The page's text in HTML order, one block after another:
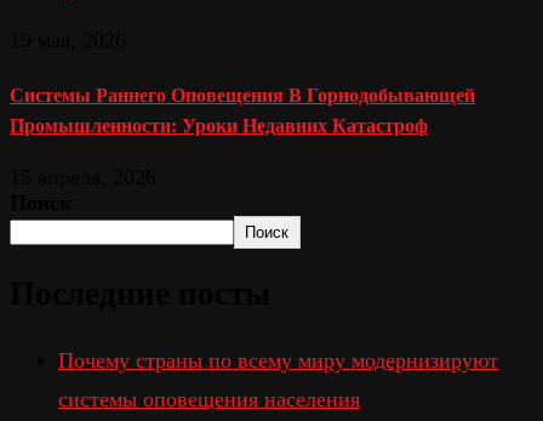
Системы Раннего Оповещения В Горнодобывающей
Промышленности: Уроки Недавних Катастроф
Поиск
Почему страны по всему миру модернизируют
системы оповещения населения